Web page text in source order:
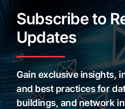
Subscribe to
Updates
Gain exclusive insights,
and best practices for
buildings, and network